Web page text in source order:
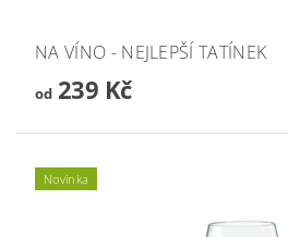
NA VÍNO - NEJLEPŠÍ TATÍNEK
od239 Kč
Novinka